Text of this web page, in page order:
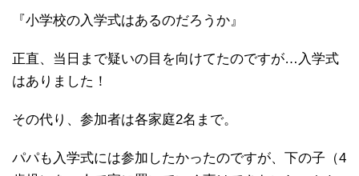
『小学校の入学式はあるのだろうか』
正直、当日まで疑いの目を向けてたのですが…入学式
はありました！
その代り、参加者は各家庭2名まで。
パパも入学式には参加したかったのですが、下の子（4